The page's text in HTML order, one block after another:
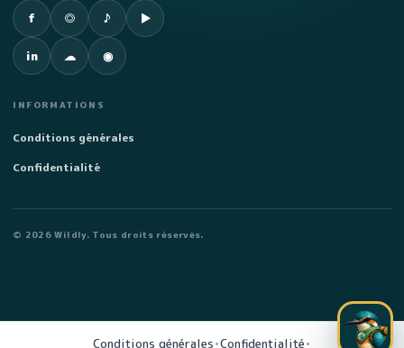
f
Facebook◎
Instagram♪
TikTok ▶
YouTube
in
LinkedIn ☁
SoundCloud
◉
Spotify
INFORMATIONS
Conditions générales
Confidentialité
© 2026 Wildly. Tous droits réservés.
Conditions générales•Confidentialité•